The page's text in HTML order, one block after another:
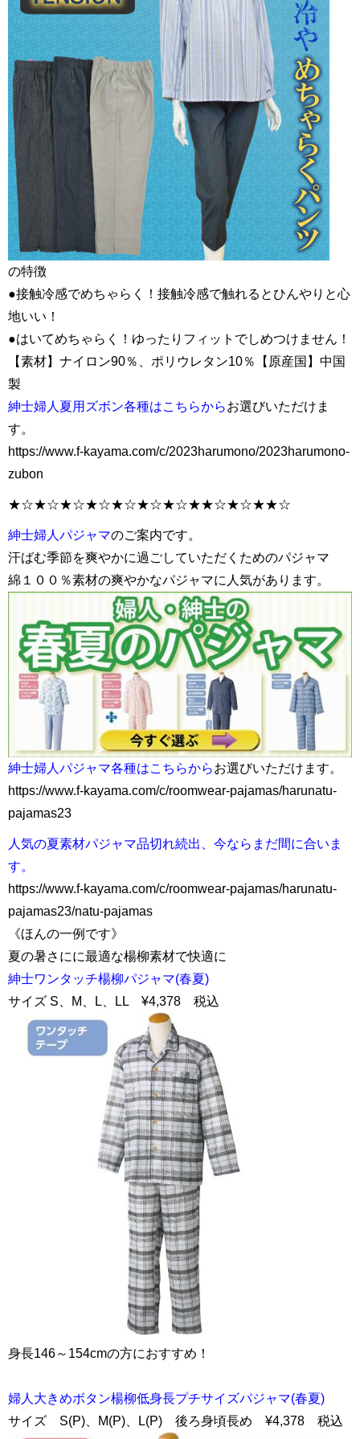
の特徴
●接触冷感でめちゃらく！接触冷感で触れるとひんやりと心
地いい！
●はいてめちゃらく！ゆったりフィットでしめつけません！
【素材】ナイロン90％、ポリウレタン10％【原産国】中国
製
紳士婦人夏用ズボン各種はこちらからお選びいただけま
す。
https://www.f-kayama.com/c/2023harumono/2023harumono-
zubon
★☆★☆★☆★☆★☆★☆★☆★★☆★☆★★☆
紳士婦人パジャマのご案内です。
汗ばむ季節を爽やかに過ごしていただくためのパジャマ
綿１００％素材の爽やかなパジャマに人気があります。
紳士婦人パジャマ各種はこちらからお選びいただけます。
https://www.f-kayama.com/c/roomwear-pajamas/harunatu-
pajamas23
人気の夏素材パジャマ品切れ続出、今ならまだ間に合いま
す。
https://www.f-kayama.com/c/roomwear-pajamas/harunatu-
pajamas23/natu-pajamas
《ほんの一例です》
夏の暑さにに最適な楊柳素材で快適に
紳士ワンタッチ楊柳パジャマ(春夏)
サイズ S、M、L、LL ¥4,378 税込
身長146～154cmの方におすすめ！
婦人大きめボタン楊柳低身長プチサイズパジャマ(春夏)
サイズ S(P)、M(P)、L(P) 後ろ身頃長め ¥4,378 税込